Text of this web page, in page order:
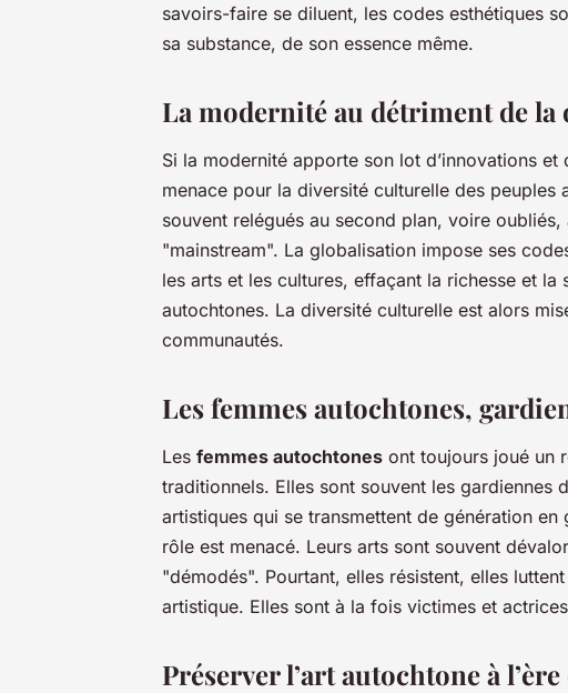
savoirs-faire se diluent, les codes esthétiques
sa substance, de son essence même.
La modernité au détriment de
Si la modernité apporte son lot d’innovations et
menace pour la diversité culturelle des peuples
souvent relégués au second plan, voire
"mainstream". La globalisation impose ses
les arts et les cultures, effaçant la richesse et
autochtones. La diversité culturelle est alors
communautés.
Les femmes autochtones,
Les femmes autochtones ont toujours joué un
traditionnels. Elles sont souvent les gardiennes
artistiques qui se transmettent de génération
rôle est menacé. Leurs arts sont souvent
"démodés". Pourtant, elles résistent, elles
artistique. Elles sont à la fois victimes et
Préserver l’art autochtone à